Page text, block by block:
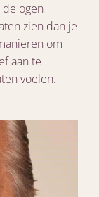
ogen
zien dan je
om
aan te
voelen.